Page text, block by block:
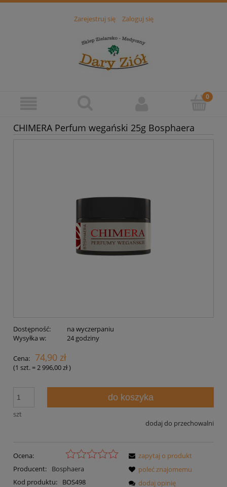
Zarejestruj się Zaloguj się
CHIMERA Perfum wegański 25g Bosphaera
Dostępność:
na wyczerpaniu
Wysyłka w:
24 godziny
Cena: 74,90 zł
(1 szt.=2 996,00 zł)
szt
do koszyka
dodaj do przechowalni
Ocena:
Producent:
Bosphaera
Kod produktu:
BOS498
zapytaj o produkt
poleć znajomemu
dodaj opinię